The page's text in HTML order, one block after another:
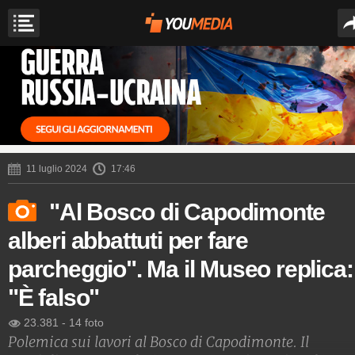
11 luglio 2024 17:46
"Al Bosco di Capodimonte
alberi abbattuti per fare
parcheggio". Ma il Museo replica:
"È falso"
23.381 - 14 foto
Polemica sui lavori al Bosco di Capodimonte. Il